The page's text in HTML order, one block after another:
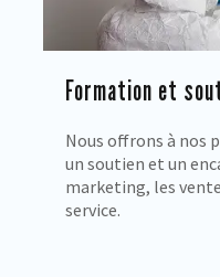
Formation et
Nous offrons à nos
un soutien et un
marketing, les
service.